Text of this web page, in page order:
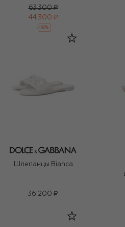
63 300 ₽
44 300 ₽
-30%
Шлепанцы Bianca
36 200 ₽